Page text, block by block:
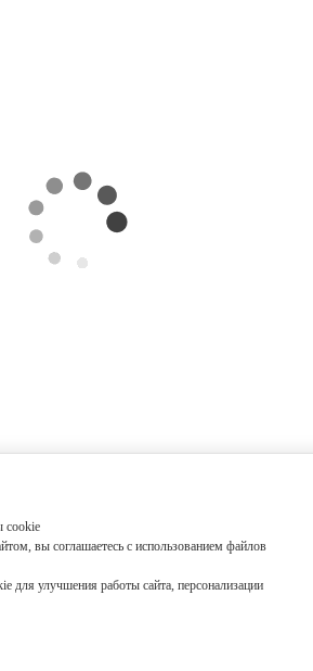
cookie
вы соглашаетесь с использованием файлов
для улучшения работы сайта, персонализации